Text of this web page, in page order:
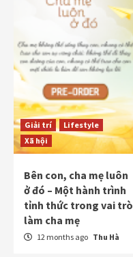
Giải trí
Lifestyle
Xã hội
Bên con, cha mẹ luôn
ở đó – Một hành trình
tỉnh thức trong vai trò
làm cha mẹ
12 months ago Thu Hà